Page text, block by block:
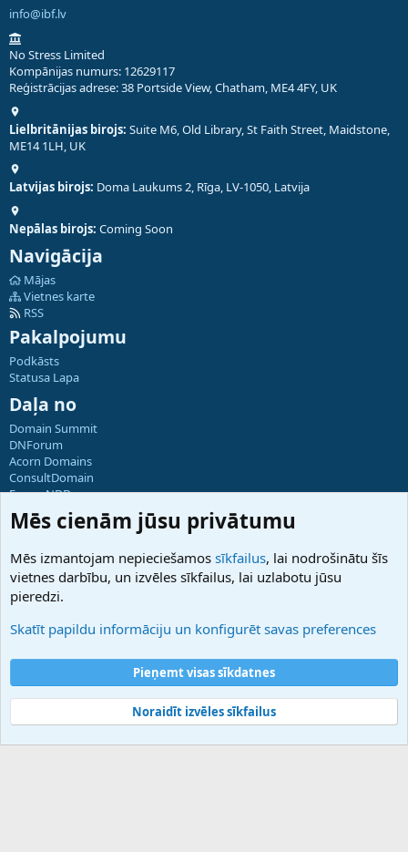
info@ibf.lv
No Stress Limited
Kompānijas numurs: 12629117
Reģistrācijas adrese: 38 Portside View, Chatham, ME4 4FY, UK
Lielbritānijas birojs: Suite M6, Old Library, St Faith Street, Maidstone,
ME14 1LH, UK
Latvijas birojs: Doma Laukums 2, Rīga, LV-1050, Latvija
Nepālas birojs: Coming Soon
Navigācija
Mājas
Vietnes karte
RSS
Pakalpojumu
Podkāsts
Statusa Lapa
Daļa no
Domain Summit
DNForum
Acorn Domains
ConsultDomain
ForumNDD
Domainforum.ro
27.be
Hostmaria
Atbalsts
Palīdzība
Noteikumi un nosacījumi
Privātuma politika
Community platform by XenForo® © 2010-2025 XenForo Ltd.
Mēs cienām jūsu privātumu
Mēs izmantojam nepieciešamos sīkfailus, lai nodrošinātu šīs
vietnes darbību, un izvēles sīkfailus, lai uzlabotu jūsu
pieredzi.
Skatīt papildu informāciju un konfigurēt savas preferences
Pieņemt visas sīkdatnes
Noraidīt izvēles sīkfailus